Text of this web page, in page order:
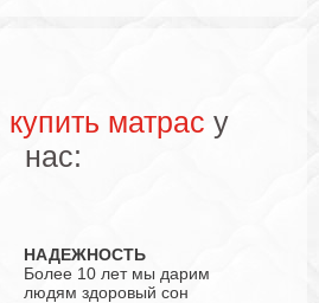
купить матрас у
нас:
НАДЕЖНОСТЬ
Более 10 лет мы дарим
людям здоровый сон